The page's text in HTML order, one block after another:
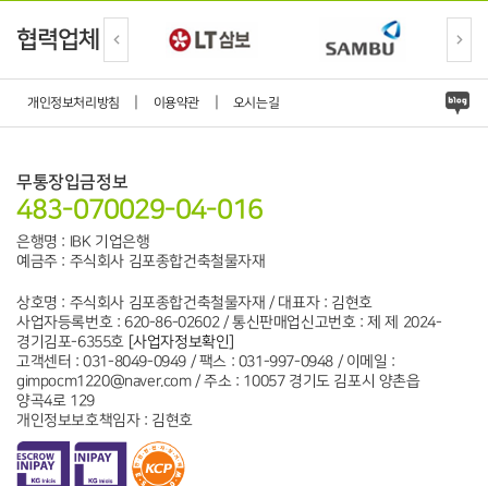
협력업체
개인정보처리방침 이용약관 오시는길
상호명 : 주식회사 김포종합건축철물자재 / 대표자 : 김현호
사업자등록번호 : 620-86-02602 / 통신판매업신고번호 : 제 제 2024-
경기김포-6355호 [사업자정보확인]
고객센터 : 031-8049-0949 / 팩스 : 031-997-0948 / 이메일 :
gimpocm1220@naver.com / 주소 : 10057 경기도 김포시 양촌읍
양곡4로 129
개인정보보호책임자 : 김현호
무통장입금정보
483-070029-04-016
은행명 : IBK 기업은행
예금주 : 주식회사 김포종합건축철물자재